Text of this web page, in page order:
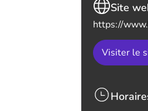
Site
https://
Visiter le